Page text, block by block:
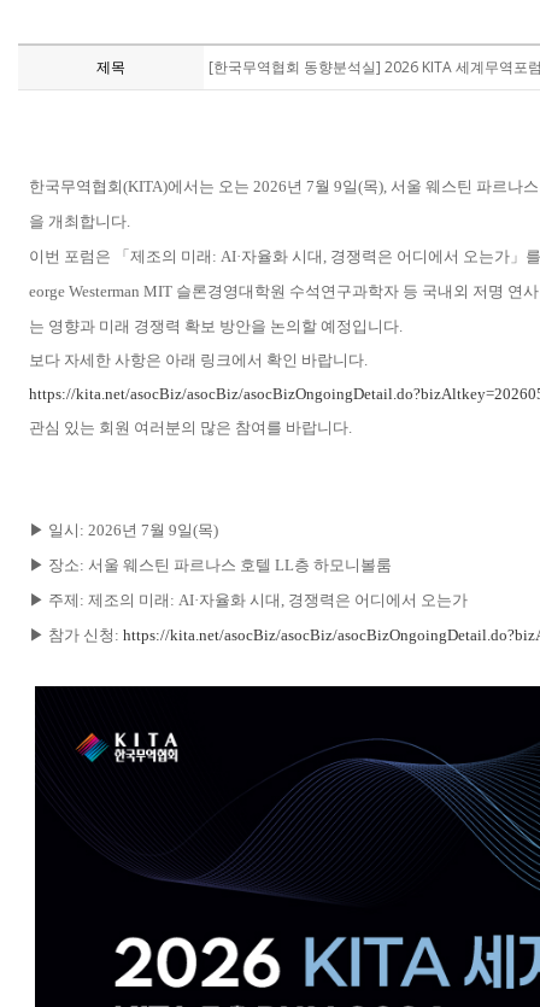
제목 [한국무역협회 동향분석실] 2026 KITA 세계무역포
한국무역협회(KITA)에서는 오는 2026년 7월 9일(목), 서울 웨스틴 파르나
을 개최합니다.
이번 포럼은 「제조의 미래: AI·자율화 시대, 경쟁력은 어디에서 오는가」
eorge Westerman MIT 슬론경영대학원 수석연구과학자 등 국내외 저명
는 영향과 미래 경쟁력 확보 방안을 논의할 예정입니다.
보다 자세한 사항은 아래 링크에서 확인 바랍니다.
https://kita.net/asocBiz/asocBiz/
관심 있는 회원 여러분의 많은 참여를 바랍니다.
▶ 일시: 2026년 7월 9일(목)
▶ 장소: 서울 웨스틴 파르나스 호텔 LL층 하모니볼룸
▶ 주제: 제조의 미래: AI·자율화 시대, 경쟁력은 어디에서 오는가
▶ 참가 신청: https://kita.net/asocBiz/asocBiz/